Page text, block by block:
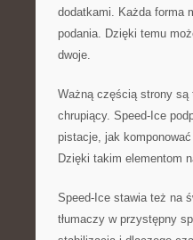
dodatkami. Każda forma
podania. Dzięki temu
dwoje.
Ważną częścią strony
chrupiący. Speed-Ice
pistacje, jak
Dzięki takim elementom
Speed-Ice stawia też na
tłumaczy w przystępny